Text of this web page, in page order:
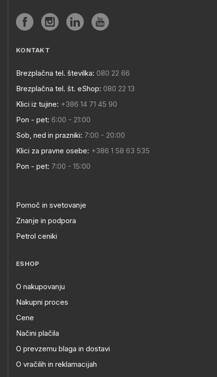
KONTAKT
Brezplačna tel. številka: 080 22 66
Brezplačna tel. št. eShop: 080 22 13
Klici iz tujine: +386 14 71 45 90
Pon - pet: 6:00 - 21:00
Sob, ned in prazniki: 7:00 - 20:00
Klici za pravne osebe: +386 1 58 63 535
Pon - pet: 7:00 - 15:00
Pomoč in svetovanje
Znanje in podpora
Petrol ceniki
ESHOP
O nakupovanju
Nakupni proces
Cene
Načini plačila
O prevzemu blaga in dostavi
O vračilih in reklamacijah